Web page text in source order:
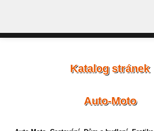
Katalog stránek
Auto-Moto